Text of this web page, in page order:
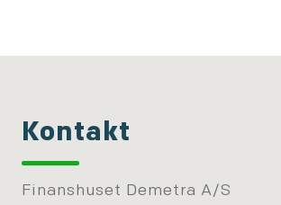
Kontakt
Finanshuset Demetra A/S